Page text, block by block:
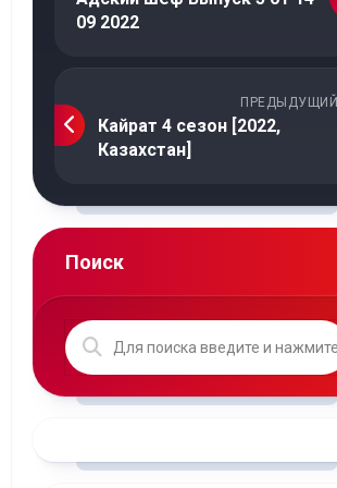
09 2022
ПРЕДЫДУЩИЙ
Кайрат 4 сезон [2022,
Казахстан]
Поиск